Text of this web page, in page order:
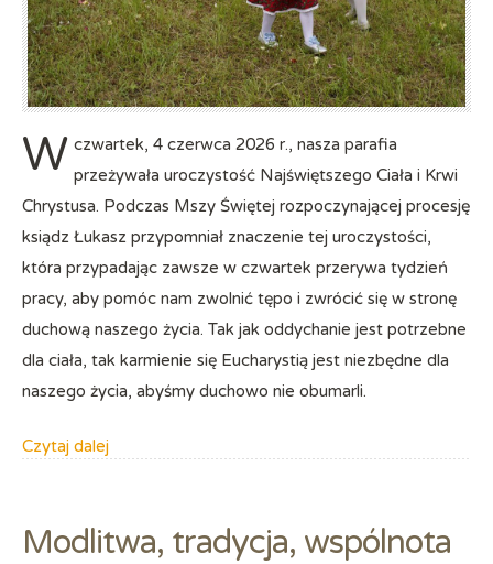
W czwartek, 4 czerwca 2026 r., nasza parafia
przeżywała uroczystość Najświętszego Ciała i Krwi
Chrystusa. Podczas Mszy Świętej rozpoczynającej procesję
ksiądz Łukasz przypomniał znaczenie tej uroczystości,
która przypadając zawsze w czwartek przerywa tydzień
pracy, aby pomóc nam zwolnić tępo i zwrócić się w stronę
duchową naszego życia. Tak jak oddychanie jest potrzebne
dla ciała, tak karmienie się Eucharystią jest niezbędne dla
naszego życia, abyśmy duchowo nie obumarli.
Czytaj dalej
Modlitwa, tradycja, wspólnota